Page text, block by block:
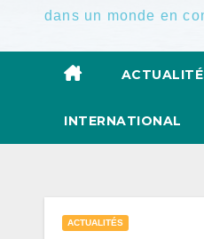
dans un monde en
INTERNATIONAL
ACTUALITÉS